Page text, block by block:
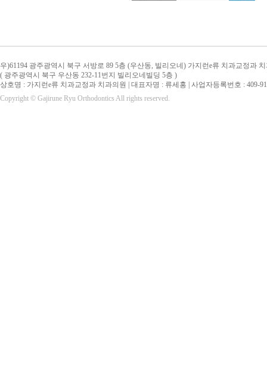
우)61194 광주광역시 북구 서방로 89 5층 (우산동, 빌리오네) 가지런e류 치과교정과
( 광주광역시 북구 우산동 232-11번지 빌리오네빌딩 5층 )
상호명 : 가지런e류 치과교정과 치과의원 | 대표자명 : 류세홍 | 사업자등록번호 : 409-
Copyright © Gajirune Ryu Orthodontics All rights reserved.